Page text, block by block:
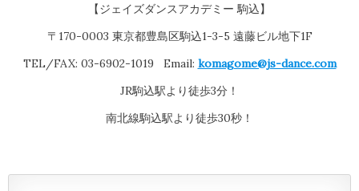
【ジェイズダンスアカデミー 駒込】
〒170-0003 東京都豊島区駒込1-3-5 遠藤ビル地下1F
TEL/FAX: 03-6902-1019 Email: komagome@js-dance.com
JR駒込駅より徒歩3分！
南北線駒込駅より徒歩30秒！